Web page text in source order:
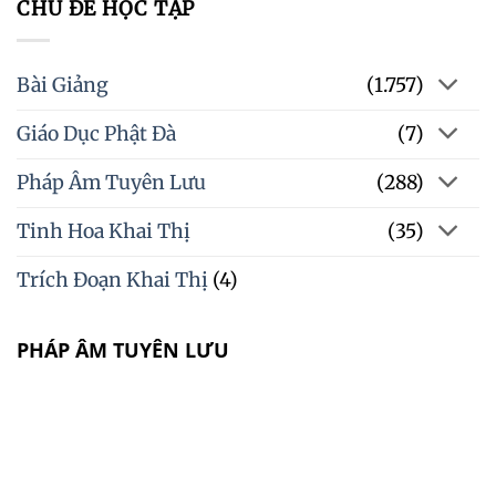
CHỦ ĐỀ HỌC TẬP
Bài Giảng
(1.757)
Giáo Dục Phật Đà
(7)
Pháp Âm Tuyên Lưu
(288)
Tinh Hoa Khai Thị
(35)
Trích Đoạn Khai Thị (4)
PHÁP ÂM TUYÊN LƯU